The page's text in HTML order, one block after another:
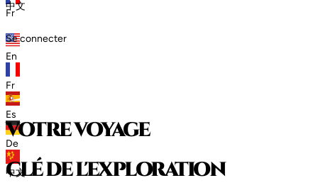
Fr
En
Fr
Es
De
中文
中文
Se connecter
votre voyage
clé de l'exploration